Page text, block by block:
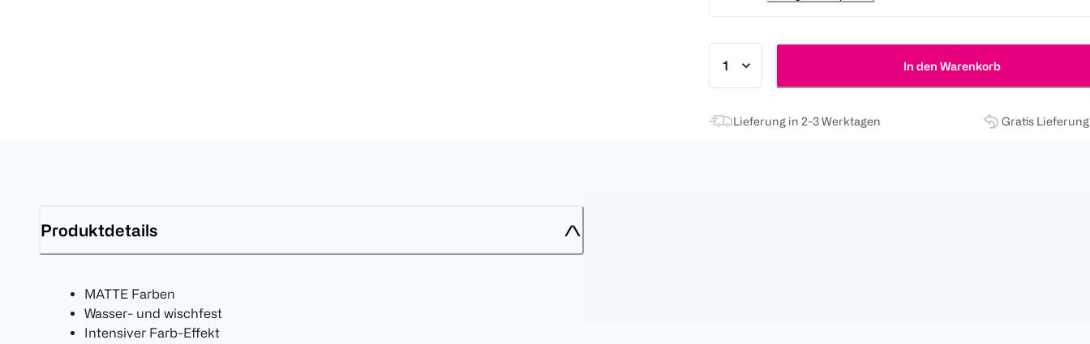
In den Warenkorb
Lieferung in 2-3 Werktagen Gratis
Produktdetails
MATTE Farben
Wasser- und wischfest
Intensiver Farb-Effekt